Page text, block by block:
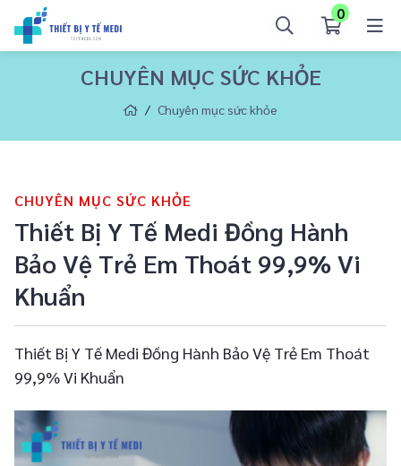
0
CHUYÊN MỤC SỨC KHỎE
Chuyên mục sức khỏe
CHUYÊN MỤC SỨC KHỎE
Thiết Bị Y Tế Medi Đồng Hành
Bảo Vệ Trẻ Em Thoát 99,9% Vi
Khuẩn
Thiết Bị Y Tế Medi Đồng Hành Bảo Vệ Trẻ Em Thoát
99,9% Vi Khuẩn